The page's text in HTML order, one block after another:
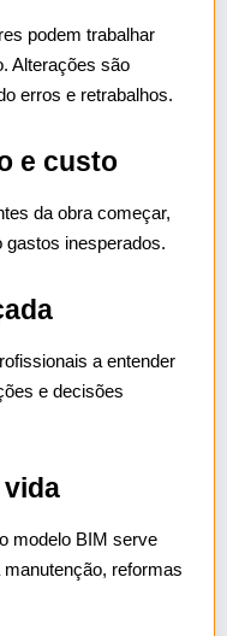
podem trabalhar
Alterações são
erros e retrabalhos.
e custo
da obra começar,
inesperados.
a entender
e decisões
modelo BIM serve
reformas